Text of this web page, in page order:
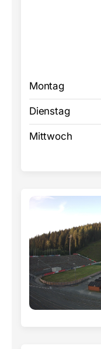
Montag
Dienstag
Mittwoch